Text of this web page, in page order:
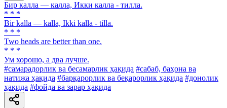
Бир калла — калла, Икки калла - тилла.
* * *
Bir kalla — kalla, Ikki kalla - tilla.
* * *
Two heads are better than one.
* * *
Ум хорошо, а два лучше.
#самарадорлик ва бесамарлик ҳақида #сабаб, баҳона ва
натижа ҳақида #барқарорлик ва беқарорлик ҳақида #донолик
ҳақида #фойда ва зарар ҳақида